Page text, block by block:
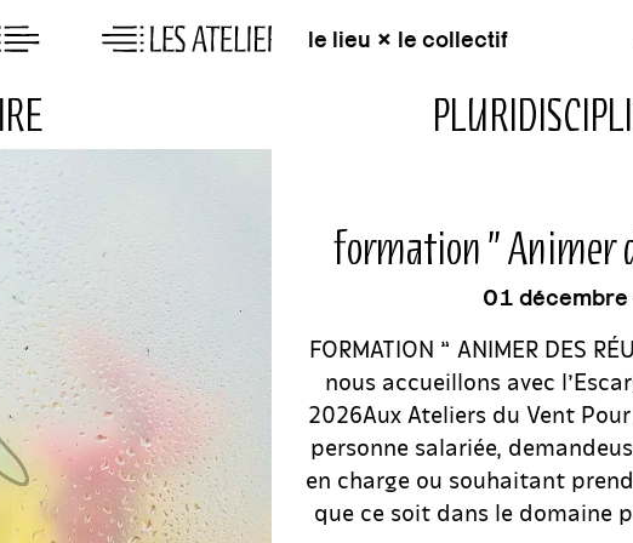
le lieu × le collectif
formation ” Animer
01
FORMATION ” ANIMER DES
nous accueillons avec
2026Aux Ateliers du Vent
personne salariée,
en charge ou souhaitant
que ce soit dans le domaine